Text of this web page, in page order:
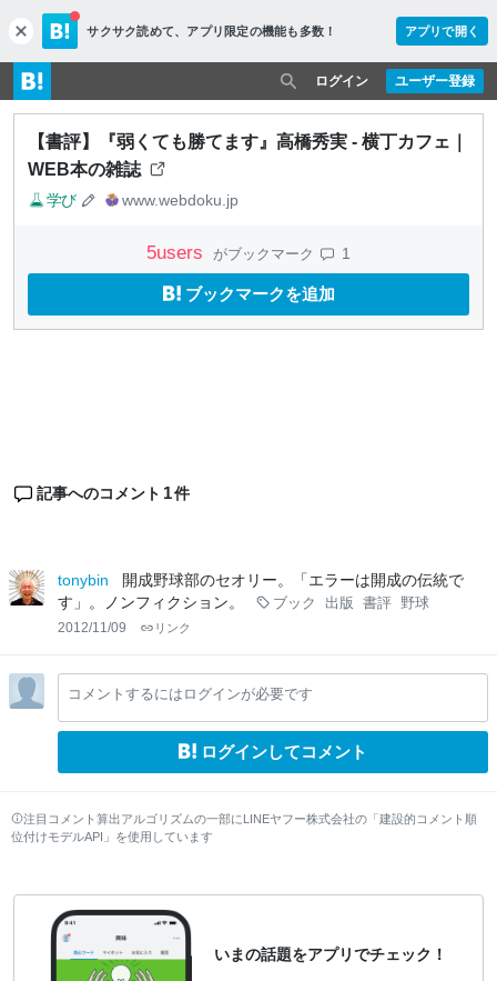
c
l
o
s
e
サクサク読めて、 アプリ限定の機能も多数！ アプリで開く
ユーザー登録
ログイン
【書評】『弱くても勝てます』高橋秀実 - 横丁カフェ｜
WEB本の雑誌
学び www.webdoku.jp
5users がブックマーク 1
ブックマークを追加
記事へのコメント 1件
tonybin
開成野球部のセオリー。「エラーは開成の伝統で
す」。ノンフィクション。
ブック 出版 書評 野球
2012/11/09 リンク
コメントするにはログインが必要です
ログインしてコメント
注目コメント算出アルゴリズムの一部にLINEヤフー株式会社の「建設的コメント順
位付けモデルAPI」を使用しています
いまの話題をアプリでチェック！